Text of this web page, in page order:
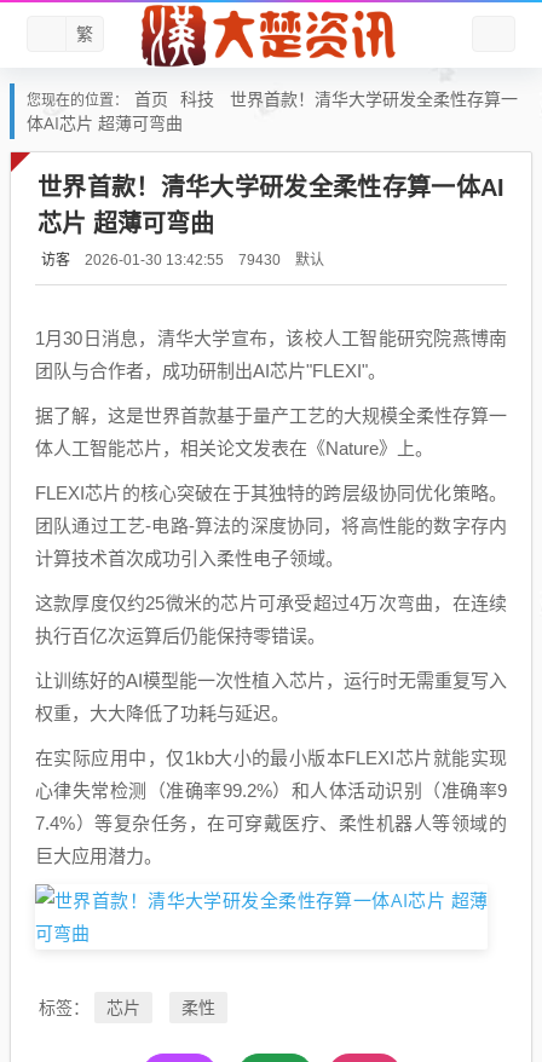
繁
您现在的位置： 首页 科技
世界首款！清华大学研发全柔性存算一
体AI芯片 超薄可弯曲
世界首款！清华大学研发全柔性存算一体AI
芯片 超薄可弯曲
访客 2026-01-30 13:42:55 79430 默认
1月30日消息，清华大学宣布，该校人工智能研究院燕博南
团队与合作者，成功研制出AI芯片"FLEXI"。
据了解，这是世界首款基于量产工艺的大规模全柔性存算一
体人工智能芯片，相关论文发表在《Nature》上。
FLEXI芯片的核心突破在于其独特的跨层级协同优化策略。
团队通过工艺-电路-算法的深度协同，将高性能的数字存内
计算技术首次成功引入柔性电子领域。
这款厚度仅约25微米的芯片可承受超过4万次弯曲，在连续
执行百亿次运算后仍能保持零错误。
让训练好的AI模型能一次性植入芯片，运行时无需重复写入
权重，大大降低了功耗与延迟。
在实际应用中，仅1kb大小的最小版本FLEXI芯片就能实现
心律失常检测（准确率99.2%）和人体活动识别（准确率9
7.4%）等复杂任务，在可穿戴医疗、柔性机器人等领域的
巨大应用潜力。
标签： 芯片 柔性